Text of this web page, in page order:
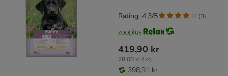
419,90 kr
28,00 kr / kg
398,91 kr
Rating: 4.3/5 (3)